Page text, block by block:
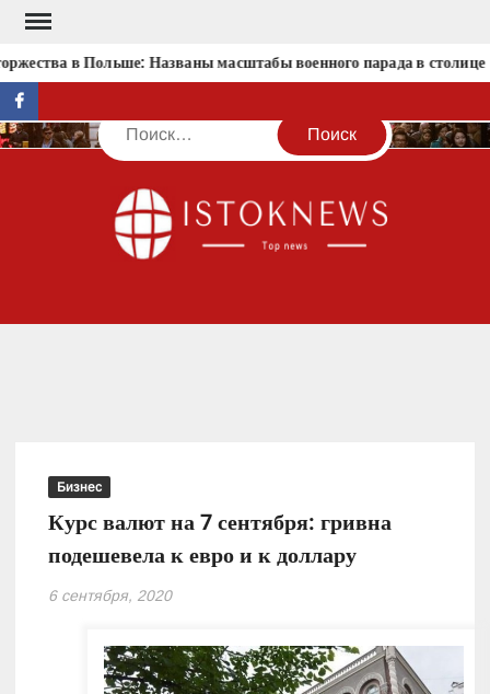
Перейти
содержимомув Польше: Названы масштабы военного парада в столице
facebook
Поиск
Бизнес
Курс валют на 7 сентября: гривна
подешевела к евро и к доллару
6 сентября, 2020